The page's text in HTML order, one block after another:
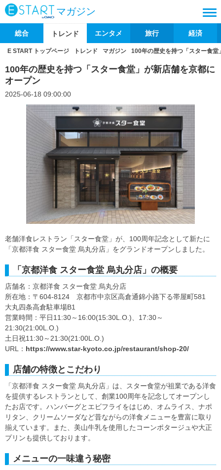
マガジン
総合 トレンド エンタメ 旅行 経済
E START トップページ トレンド マガジン 100年の歴史を持つ「スター食
100年の歴史を持つ「スター食堂」が新店舗を京都に
オープン
2025-06-18 09:00:00
老舗洋食レストラン「スター食堂」が、100周年記念として新たに
「京都洋食 スター食堂 烏丸分店」をグランドオープンしました。
「京都洋食 スター食堂 烏丸分店」の概要
店舗名：京都洋食 スター食堂 烏丸分店
所在地：〒604-8124 京都市中京区高倉通錦小路下る帯屋町581
大丸四条高倉駐車場B1
営業時間：平日11:30～16:00(15:30L.O.)、17:30～
21:30(21:00L.O.)
土日祝11:30～21:30(21:00L.O.)
URL： https://www.star-kyoto.co.jp/restaurant/shop-20/
店舗の特徴とこだわり
「京都洋食 スター食堂 烏丸分店」は、スター食堂が祖業である洋食
を提供するレストランとして、創業100周年を記念してオープンし
たお店です。ハンバーグとエビフライをはじめ、オムライス、ナポ
リタン、クリームソーダなど昔ながらの洋食メニューを豊富に取り
揃えています。また、美山牛乳を使用したコーンポタージュや大正
プリンも提供しております。
メニューの一味違う秘密